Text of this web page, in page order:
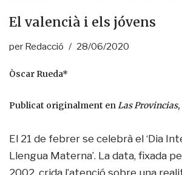
El valencià i els jóvens
per Redacció 28/06/2020
Òscar Rueda*
Publicat originalment enLas Provincias,
El 21 de febrer se celebrà el ‘Dia
Llengua Materna’. La data, fixada
2002, crida l’atenció sobre una